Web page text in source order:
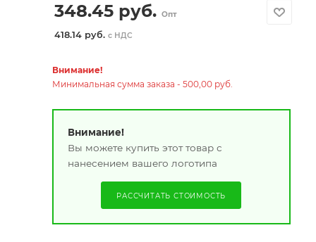
348.45руб. Опт
418.14 руб. с НДС
Внимание!
Минимальная сумма заказа - 500,00 руб.
Внимание!
Вы можете купить этот товар с
нанесением вашего логотипа
РАССЧИТАТЬ СТОИМОСТЬ